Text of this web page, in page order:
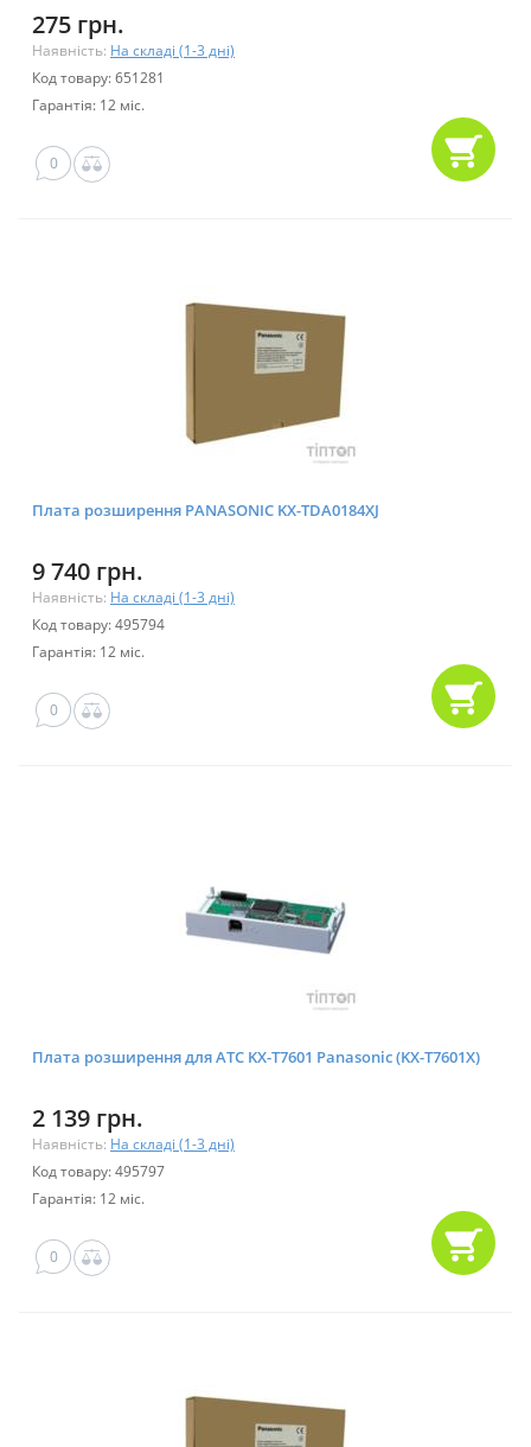
275 грн.
Наявність: На складі (1-3 дні)
Код товару: 651281
Гарантія: 12 міс.
0
Плата розширення PANASONIC KX-TDA0184XJ
9 740 грн.
Наявність: На складі (1-3 дні)
Код товару: 495794
Гарантія: 12 міс.
0
Плата розширення для АТС KX-T7601 Panasonic (KX-T7601X)
2 139 грн.
Наявність: На складі (1-3 дні)
Код товару: 495797
Гарантія: 12 міс.
0